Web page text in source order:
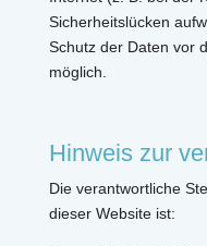
Sicherheitslücken
Schutz der Daten vor
möglich.
Hinweis zur
Die verantwortliche
dieser Website ist: